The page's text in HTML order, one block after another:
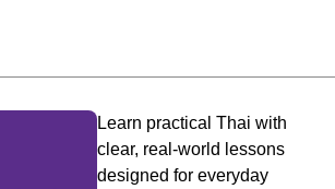
Learn practical Thai with
clear, real-world lessons
designed for everyday